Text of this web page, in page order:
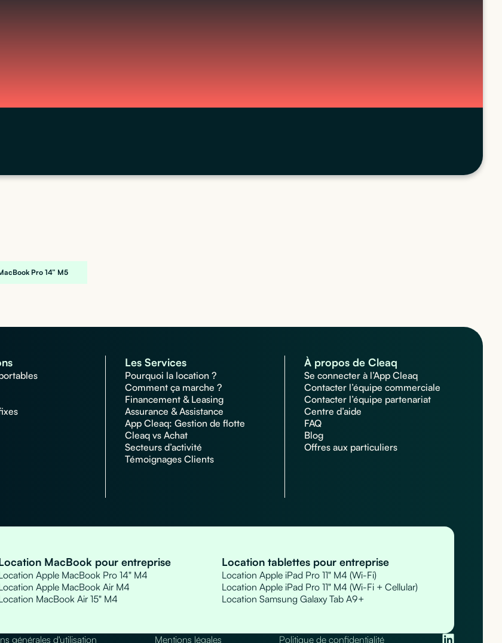
Pro 14” M5
Les Services
Pourquoi la location ?
Comment ça marche ?
Financement & Leasing
Assurance & Assistance
App Cleaq: Gestion de flotte
Cleaq vs Achat
Secteurs d’activité
Témoignages Clients
À propos de Cleaq
Se connecter à l’App Cleaq
Contacter l’équipe commerciale
Contacter l’équipe partenariat
Centre d’aide
FAQ
Blog
Offres aux particuliers
MacBook pour entreprise
Apple MacBook Pro 14" M4
Apple MacBook Air M4
MacBook Air 15" M4
Location tablettes pour entreprise
Location Apple iPad Pro 11" M4 (Wi-Fi)
Location Apple iPad Pro 11" M4 (Wi-Fi + Cellular)
Location Samsung Galaxy Tab A9+
générales d'utilisation Mentions légales Politique de confidentialité